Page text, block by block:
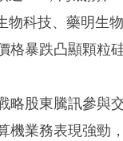
科技、藥明生
暴跌凸顯顆粒
股東騰訊參與
業務表現強勁